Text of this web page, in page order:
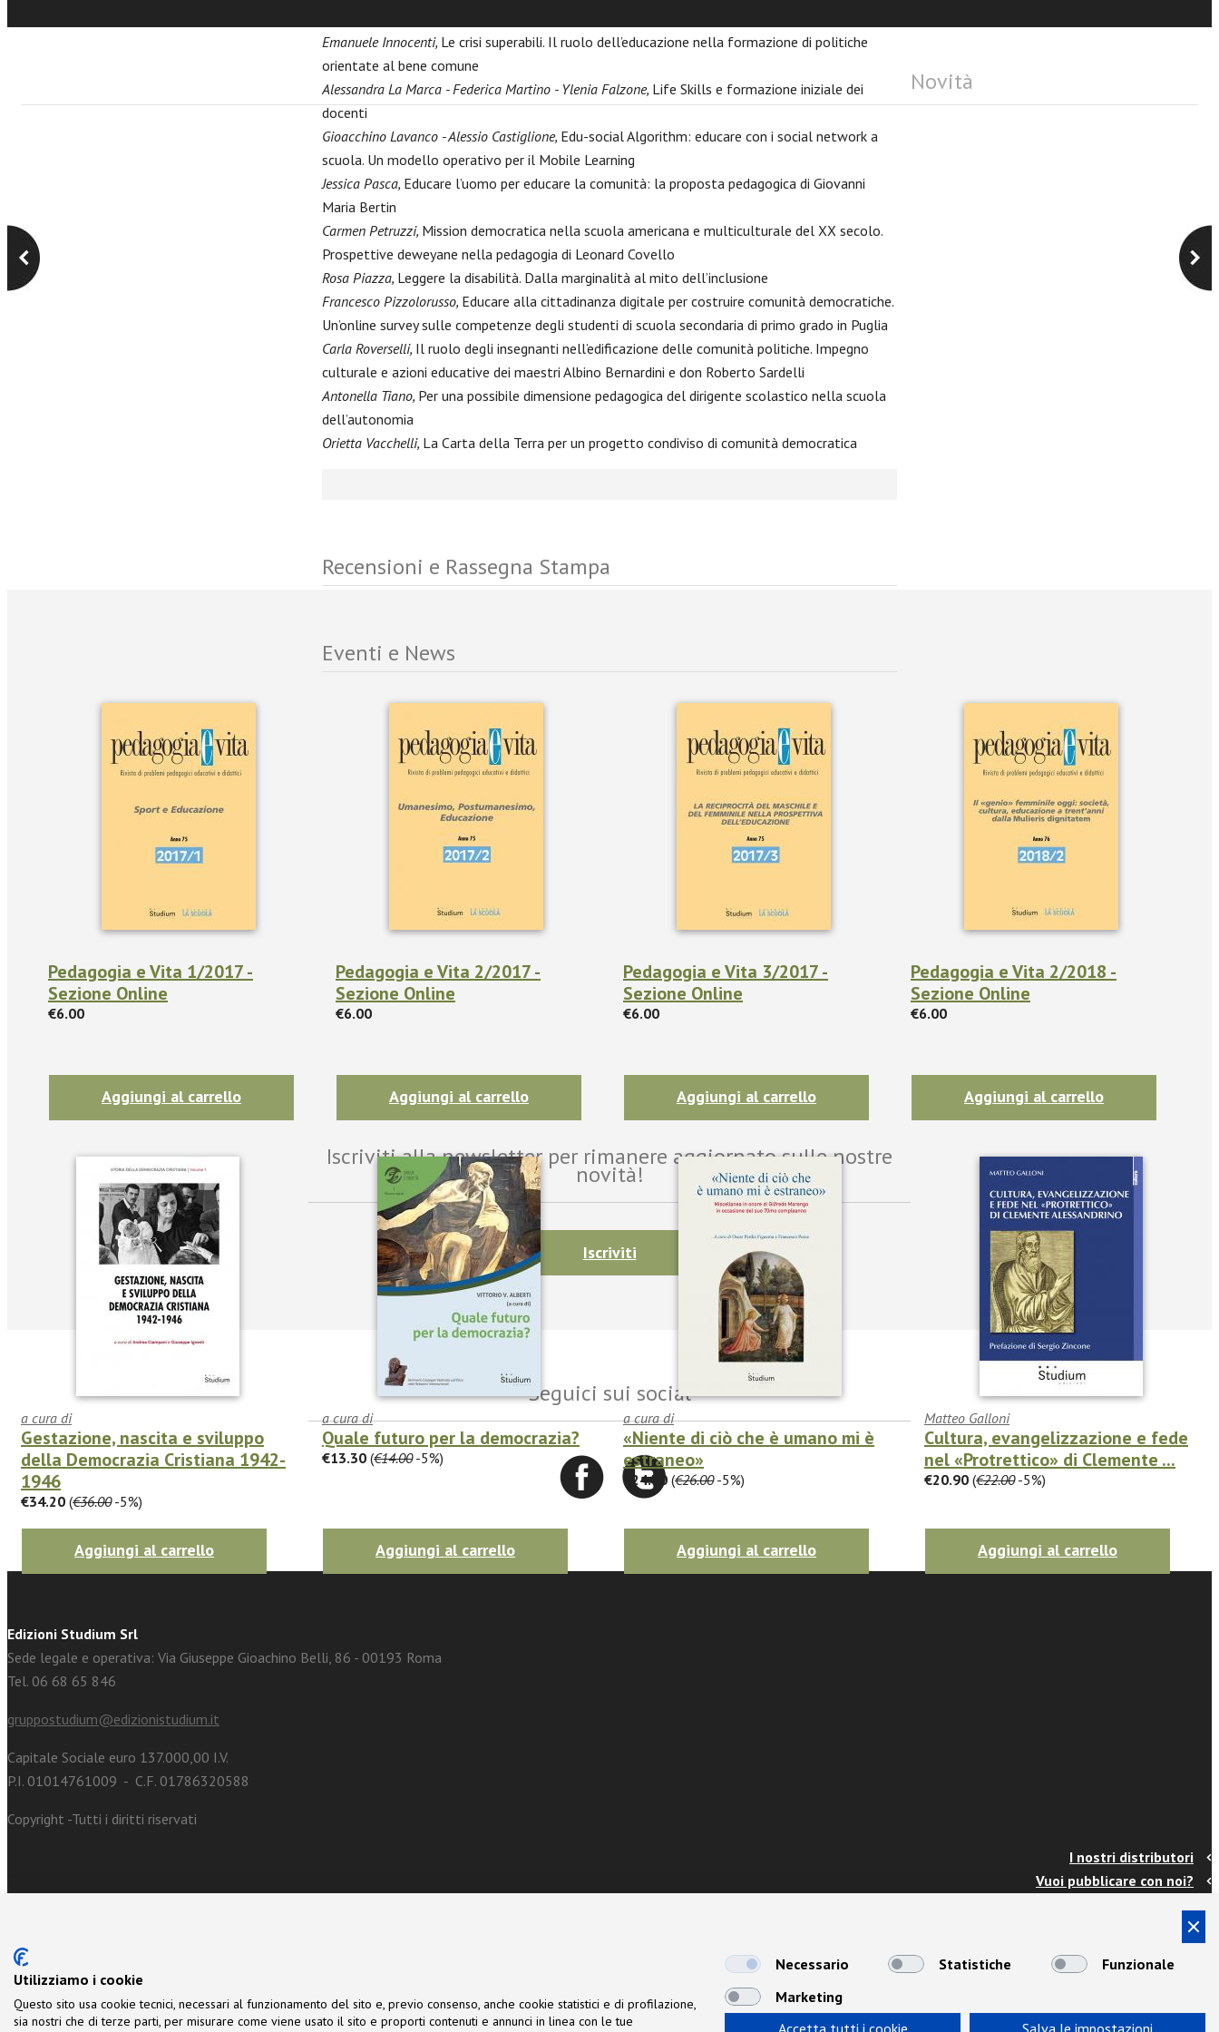
Emanuele Innocenti, Le crisi superabili. Il ruolo dell’educazione nella formazione di politiche
orientate al bene comune
Alessandra La Marca - Federica Martino - Ylenia Falzone, Life Skills e formazione iniziale dei
docenti
Gioacchino Lavanco - Alessio Castiglione, Edu-social Algorithm: educare con i social network a
scuola. Un modello operativo per il Mobile Learning
Jessica Pasca, Educare l’uomo per educare la comunità: la proposta pedagogica di Giovanni
Maria Bertin
Carmen Petruzzi, Mission democratica nella scuola americana e multiculturale del XX secolo.
Prospettive deweyane nella pedagogia di Leonard Covello
Rosa Piazza, Leggere la disabilità. Dalla marginalità al mito dell’inclusione
Francesco Pizzolorusso, Educare alla cittadinanza digitale per costruire comunità democratiche.
Un’online survey sulle competenze degli studenti di scuola secondaria di primo grado in Puglia
Carla Roverselli, Il ruolo degli insegnanti nell’edificazione delle comunità politiche. Impegno
culturale e azioni educative dei maestri Albino Bernardini e don Roberto Sardelli
Antonella Tiano, Per una possibile dimensione pedagogica del dirigente scolastico nella scuola
dell’autonomia
Orietta Vacchelli, La Carta della Terra per un progetto condiviso di comunità democratica
Recensioni e Rassegna Stampa
Eventi e News
Pedagogia e Vita 1/2017 -
Sezione Online
€6.00
Aggiungi al carrello
Pedagogia e Vita 2/2017 -
Sezione Online
€6.00
Aggiungi al carrello
Pedagogia e Vita 3/2017 -
Sezione Online
€6.00
Aggiungi al carrello
Pedagogia e Vita 2/2018 -
Sezione Online
€6.00
Aggiungi al carrello
Novità
a cura di
Gestazione, nascita e sviluppo
della Democrazia Cristiana 1942-
1946
€34.20 (€36.00-5%)
Aggiungi al carrello
a cura di
Quale futuro per la democrazia?
€13.30 (€14.00-5%)
Aggiungi al carrello
a cura di
«Niente di ciò che è umano mi è
estraneo»
€24.70 (€26.00-5%)
Aggiungi al carrello
Matteo Galloni
Cultura, evangelizzazione e fede
nel «Protrettico» di Clemente ...
€20.90 (€22.00-5%)
Aggiungi al carrello
Iscriviti alla newsletter per rimanere aggiornato sulle nostre
novità!
Iscriviti
Seguici sui social
facebook Twitter
Edizioni Studium Srl
Sede legale e operativa: Via Giuseppe Gioachino Belli, 86 - 00193 Roma
Tel. 06 68 65 846
gruppostudium@edizionistudium.it
Capitale Sociale euro 137.000,00 I.V.
P.I. 01014761009 - C.F. 01786320588
Copyright -Tutti i diritti riservati
I nostri distributori
Vuoi pubblicare con noi?
Info e spedizioni
Termini e condizioni
Cookies
Area Docenti
Utilizziamo i cookie
Questo sito usa cookie tecnici, necessari al funzionamento del sito e, previo consenso, anche cookie statistici e di profilazione,
sia nostri che di terze parti, per misurare come viene usato il sito e proporti contenuti e annunci in linea con le tue
Necessario Statistiche
Funzionale
Marketing
Accetta tutti i cookie
Salva le impostazioni